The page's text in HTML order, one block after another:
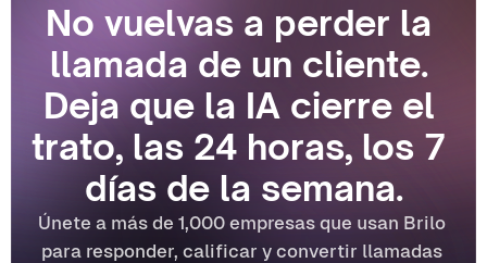
No vuelvas a perder la
llamada de un cliente.
Deja que la IA cierre el
trato, las 24 horas, los 7
días de la semana.
Únete a más de 1,000 empresas que usan Brilo
para responder, calificar y convertir llamadas